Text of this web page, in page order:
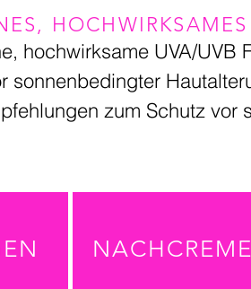
hochwirksame UVA/UVB
sonnenbedingter
zum Schutz vor